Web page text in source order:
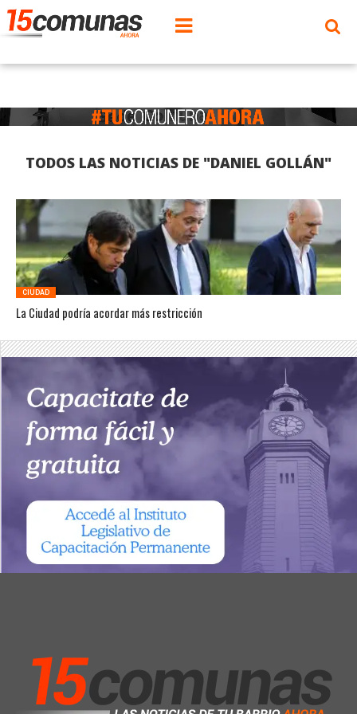
TODOS LAS NOTICIAS DE "DANIEL GOLLÁN"
CIUDAD
La Ciudad podría acordar más restricción